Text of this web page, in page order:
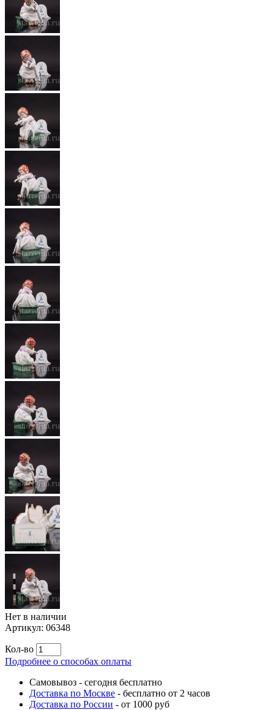
Нет в наличии
Артикул: 06348
Кол-во
Подробнее о способах оплаты
Самовывоз - сегодня бесплатно
Доставка по Москве - бесплатно от 2 часов
Доставка по России - от 1000 руб